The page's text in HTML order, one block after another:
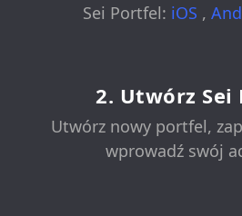
Sei Portfel: iOS ,
2. Utwórz Sei
Utwórz nowy portfel,
wprowadź swój